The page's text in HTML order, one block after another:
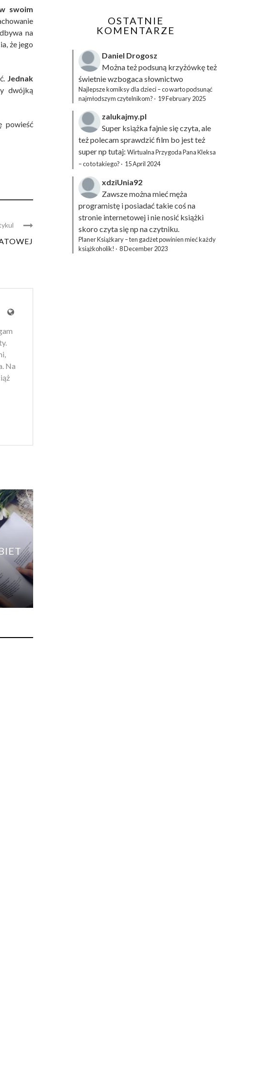
swoim
na
że jego
Jednak
dwójką
powieść
Na
OSTATNIE
KOMENTARZE
Daniel Drogosz
Można też podsuną krzyżówkęteż
świetnie wzbogaca słownictwo
Najlepsze komiksy dla dzieci – co warto podsunąć
najmłodszym czytelnikom? · 19 February 2025
zalukajmy.pl
Super książka fajnie się czyta, ale
też polecam sprawdzić film bo jest też
super np tutaj: Wirtualna Przygoda Pana Kleksa
– co to takiego? · 15 April 2024
xdziUnia92
Zawsze można mieć męża
programistę i posiadać takie coś na
stronie internetowej i nie nosić książki
skoro czyta się np na czytniku.
Planer Książkary – ten gadżet powinien mieć każdy
książkoholik! · 8 December 2023